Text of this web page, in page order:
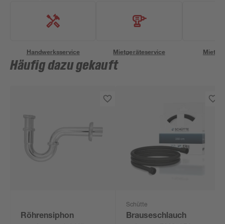
Handwerksservice Mietgeräteservice
Häufig dazu gekauft
Röhrensiphon
Schütte
Brauseschlauch